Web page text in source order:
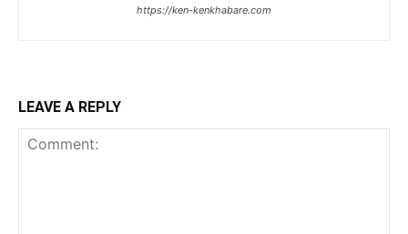
https://ken-kenkhabare.com
LEAVE A REPLY